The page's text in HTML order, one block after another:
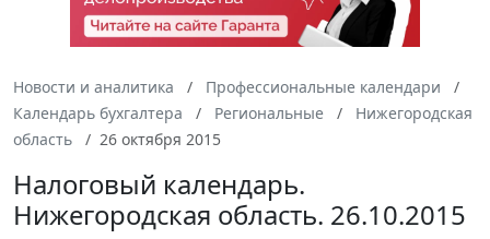
Новости и аналитика
Профессиональные календари
Календарь бухгалтера
Региональные
Нижегородская
область
26 октября 2015
Налоговый календарь.
Нижегородская область. 26.10.2015